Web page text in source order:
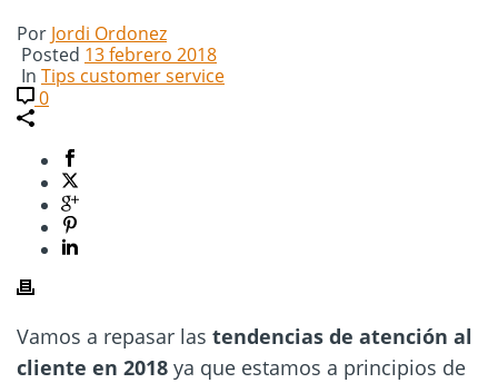
Por Jordi Ordonez
Posted 13 febrero 2018
In Tips customer service
0
Vamos a repasar las tendencias de atención al
cliente en 2018 ya que estamos a principios de